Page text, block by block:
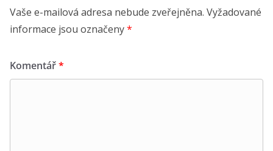
Vaše e-mailová adresa nebude zveřejněna. Vyžadované
informace jsou označeny*
Komentář*